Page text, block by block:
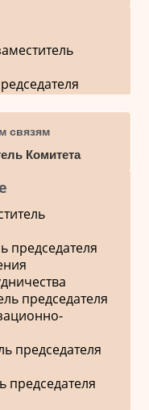
связям
Комитета
председателя
председателя
председателя
председателя